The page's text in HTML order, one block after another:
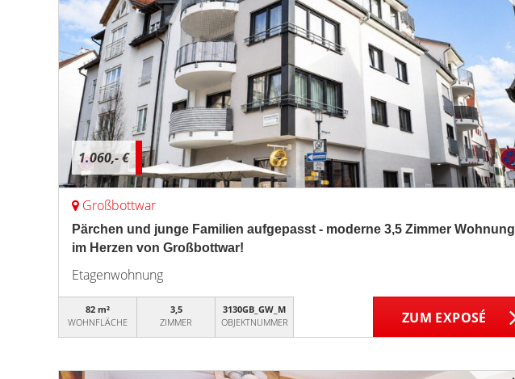
1.060,- €
Großbottwar
Pärchen und junge Familien aufgepasst - moderne 3,5 Zimmer Wohnung
im Herzen von Großbottwar!
Etagenwohnung
82 m²
WOHNFLÄCHE
3,5
ZIMMER
3130GB_GW_M
OBJEKTNUMMER
ZUM EXPOSÉ